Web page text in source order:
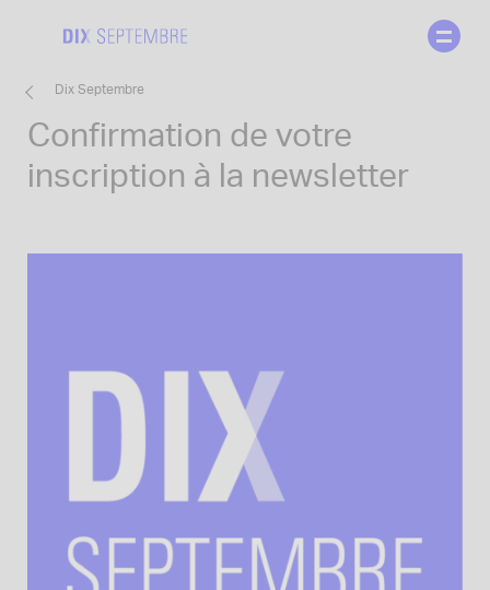
Dix Septembre
Confirmation de votre
inscription à la newsletter